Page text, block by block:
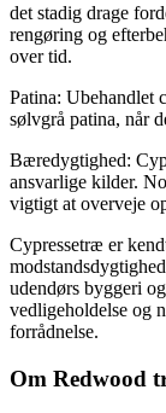
det stadig drage
rengøring og
over tid.
Patina: Ubehandlet
sølvgrå patina, når
Bæredygtighed:
ansvarlige kilder.
vigtigt at overveje
Cypressetræ er
udendørs byggeri
vedligeholdelse og
forrådnelse.
Om Redwood